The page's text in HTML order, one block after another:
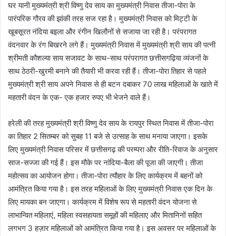
घर यानी मुख्यमंत्री श्री विष्णु देव साय का मुख्यमंत्री निवास तीजा-पोरा के
पारंपरिक गौरव की झांकी तरह सज रहा है। मुख्यमंत्री निवास को मिट्टी के
खूबसूरत नंदिया बइला और रंगीन खिलौनों से सजाया जा रही है। परंपरागत
वंदनवार के रंग बिखरने लगे हैं। मुख्यमंत्री निवास में मुख्यमंत्री श्री साय की पत्नी
श्रीमती कौशल्या साय सजावट के साथ-साथ परंपरागत छत्तीसगढ़िया व्यंजनों के
साथ ठेठरी-खुरमी बनाने की तैयारी भी करवा रही हैं। तीजा-पोरा तिहार से पहले
मुख्यमंत्री श्री साय अपने निवास से ही बटन दबाकर 70 लाख महिलाओं के खाते में
महतारी वंदन के एक- एक हजार रुपए भी भेजने वाले हैं।
हरेली की तरह मुख्यमंत्री श्री विष्णु देव साय के रायपुर स्थित निवास में तीजा-पोरा
का तिहार 2 सितम्बर को सुबह 11 बजे से उत्साह के साथ मनाया जाएगा। इसके
लिए मुख्यमंत्री निवास परिसर में छत्तीसगढ़ की परम्परा और रीति-रिवाज के अनुसार
साज-सज्जा की गई हैं। इस मौके पर नांदिया-बैला की पूजा की जाएगी। तीजा
महोत्सव का आयोजन होगा। तीजा-पोरा त्यौहार के लिए कार्यक्रम में बहनों को
आमंत्रित किया गया है। इस तरह महिलाओं के लिए मुख्यमंत्री निवास एक दिन के
लिए मायका बन जाएगा। कार्यक्रम में विशेष रूप से महतारी वंदन योजना से
लाभान्वित महिलाएं, महिला स्वसहायता समूहों की महिलाए और मितानिनों सहित
लगभग 3 हज़ार महिलाओं को आमंत्रित किया गया है। इस अवसर पर महिलाओं के